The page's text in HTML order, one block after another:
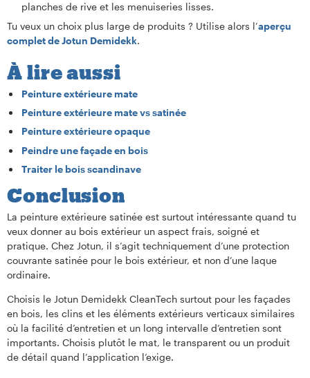
planches de rive et les menuiseries lisses.
Tu veux un choix plus large de produits ? Utilise alors l’aperçu
complet de Jotun Demidekk.
À lire aussi
Peinture extérieure mate
Peinture extérieure mate vs satinée
Peinture extérieure opaque
Peindre une façade en bois
Traiter le bois scandinave
Conclusion
La peinture extérieure satinée est surtout intéressante quand tu
veux donner au bois extérieur un aspect frais, soigné et
pratique. Chez Jotun, il s’agit techniquement d’une protection
couvrante satinée pour le bois extérieur, et non d’une laque
ordinaire.
Choisis le Jotun Demidekk CleanTech surtout pour les façades
en bois, les clins et les éléments extérieurs verticaux similaires
où la facilité d’entretien et un long intervalle d’entretien sont
importants. Choisis plutôt le mat, le transparent ou un produit
de détail quand l’application l’exige.